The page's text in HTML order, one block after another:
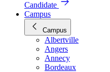
Candidate
Campus
Campus
Albertville
Angers
Annecy
Bordeaux